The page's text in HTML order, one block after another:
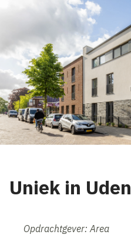
Uniek in Uden
Opdrachtgever: Area